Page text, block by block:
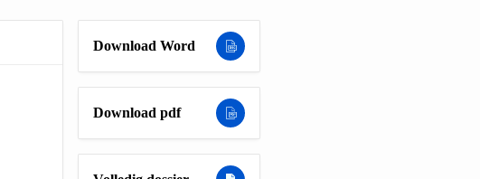
Download Word
Download pdf